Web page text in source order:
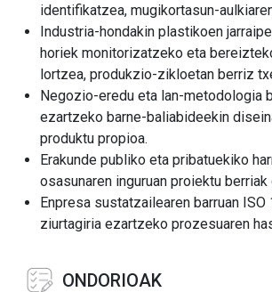
identifikatzea, mugikortasun-
Industria-hondakin plastikoen
horiek monitorizatzeko eta
lortzea, produkzio-zikloetan berriz
Negozio-eredu eta lan-metodologia
ezartzeko barne-baliabideekin
produktu propioa.
Erakunde publiko eta pribatuekiko
osasunaren inguruan proiektu berriak
Enpresa sustatzailearen barruan ISO
ziurtagiria ezartzeko prozesuaren
ONDORIOAK